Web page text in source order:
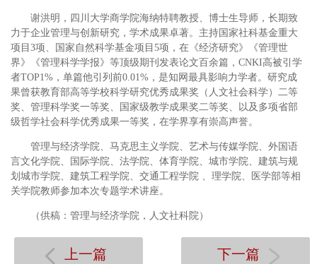
谢洪明，四川大学商学院海纳特聘教授、博士生导师，长期致
力于企业管理与创新研究，学术成果卓著。主持国家社科基金重大
项目3项、国家自然科学基金项目5项，在《经济研究》《管理世
界》《管理科学学报》等顶级期刊发表论文百余篇，CNKI高被引学
者TOP1%，单篇他引列前0.01%，是知网最具影响力学者。研究成
果曾获教育部高等学校科学研究优秀成果奖（人文社会科学）二等
奖、管理科学奖一等奖、国家级教学成果奖二等奖、以及多项省部
级哲学社会科学优秀成果一等奖，在学界享有崇高声誉。
管理与经济学院、马克思主义学院、艺术与传媒学院、外国语
言文化学院、国际学院、法学院、体育学院、城市学院、建筑与规
划城市学院、建筑工程学院、交通工程学院 、理学院、医学部等相
关学院教师参加本次专题学术讲座。
（供稿：管理与经济学院，人文社科院）
上一篇 下一篇